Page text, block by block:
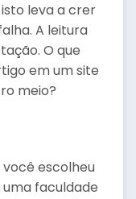
leva a crer
A leitura
O que
em um site
meio?
escolheu
faculdade